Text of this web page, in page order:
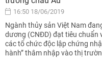
16:50 18/06/2019
Ngành thủy sản Việt Nam
dương (CNĐD) đạt tiêu chuẩn
các tổ chức độc lập chứng
hành” thâm nhập vào thị